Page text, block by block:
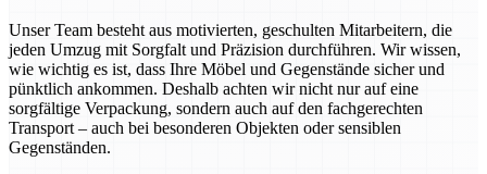
Unser Team besteht aus motivierten, geschulten Mitarbeitern, die
jeden Umzug mit Sorgfalt und Präzision durchführen. Wir wissen,
wie wichtig es ist, dass Ihre Möbel und Gegenstände sicher und
pünktlich ankommen. Deshalb achten wir nicht nur auf eine
sorgfältige Verpackung, sondern auch auf den fachgerechten
Transport – auch bei besonderen Objekten oder sensiblen
Gegenständen.